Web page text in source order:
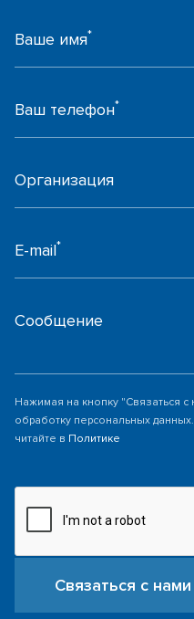
Ваше имя*
Ваш телефон*
Организация
E-mail*
Сообщение
Нажимая на кнопку "Связаться с
обработку персональных
читайте в Политике
Связаться с нами